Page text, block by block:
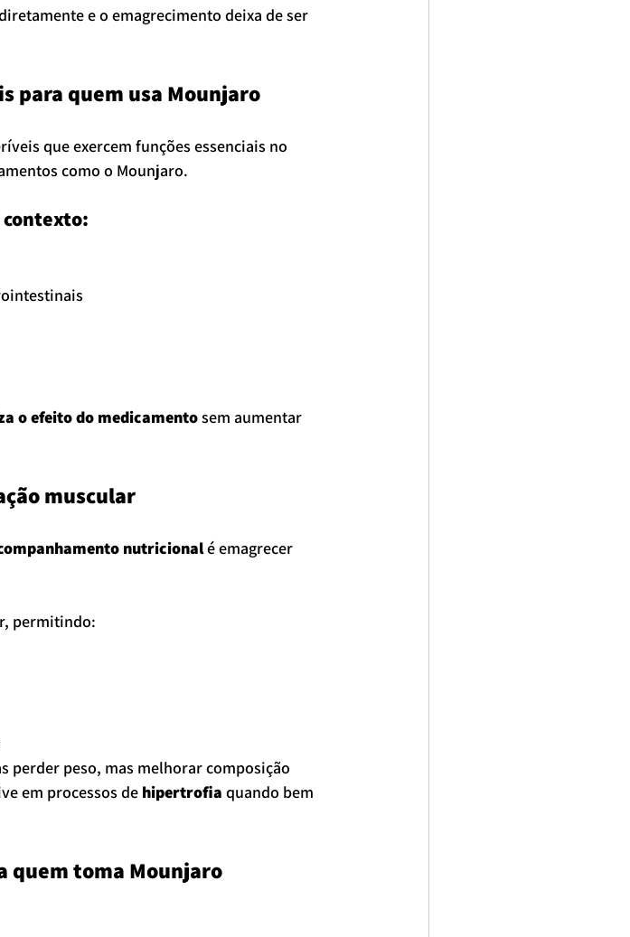
e o emagrecimento deixa de ser
para quem usa Mounjaro
que exercem funções essenciais no
como o Mounjaro.
contexto:
o efeito do medicamento sem aumentar
muscular
nutricional é emagrecer
permitindo:
perder peso, mas melhorar composição
em processos de hipertrofia quando bem
quem toma Mounjaro